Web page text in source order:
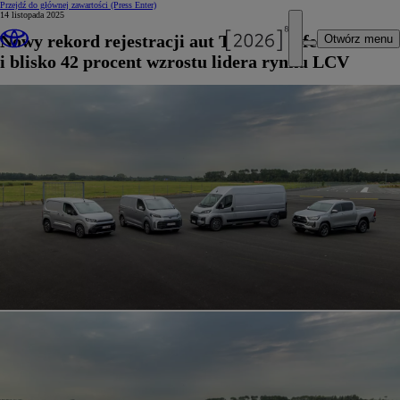
Przejdź do głównej zawartości (Press Enter)
Otwórz menu
14 listopada 2025
Nowy rekord rejestracji aut Toyota Professional
i blisko 42 procent wzrostu lidera rynku LCV